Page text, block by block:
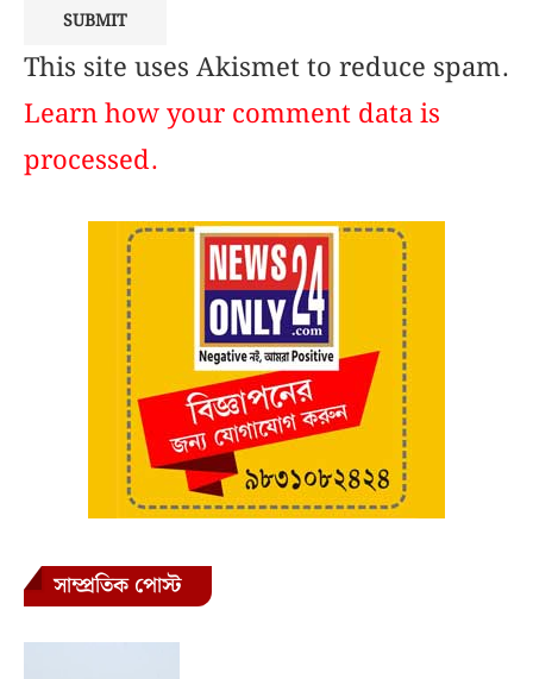
This site uses Akismet to reduce spam.
Learn how your comment data is
processed.
সাম্প্রতিক পোস্ট